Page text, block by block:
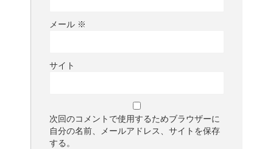
メール ※
サイト
次回のコメントで使用するためブラウザーに
自分の名前、メールアドレス、サイトを保存
する。